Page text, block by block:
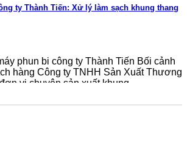
ty Thành Tiến: Xử lý làm sạch khung thang
phun bi công ty Thành Tiến Bối cảnh
hàng Công ty TNHH Sản Xuất Thương
vị chuyên sản xuất khung...